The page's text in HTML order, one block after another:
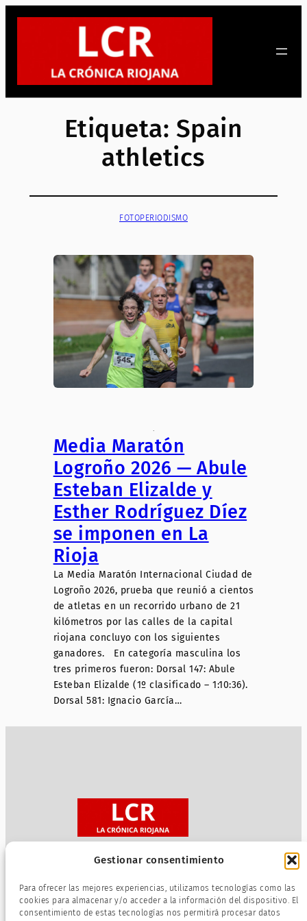
Gestionar consentimiento
Para ofrecer las mejores experiencias, utilizamos tecnologías como las
cookies para almacenar y/o acceder a la información del dispositivo. El
consentimiento de estas tecnologías nos permitirá procesar datos
Saltar
Etiqueta: Spain
athletics
FOTOPERIODISMO
.
Media Maratón
Logroño 2026 — Abule
Esteban Elizalde y
Esther Rodríguez Díez
se imponen en La
Rioja
La Media Maratón Internacional Ciudad de
Logroño 2026, prueba que reunió a cientos
de atletas en un recorrido urbano de 21
kilómetros por las calles de la capital
riojana concluyo con los siguientes
ganadores. En categoría masculina los
tres primeros fueron: Dorsal 147: Abule
Esteban Elizalde (1º clasificado – 1:10:36).
Dorsal 581: Ignacio García…
Política de privacidad
Términos de servicio